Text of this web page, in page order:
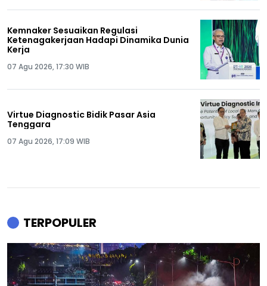
Kemnaker Sesuaikan Regulasi
Ketenagakerjaan Hadapi Dinamika Dunia
Kerja
07 Agu 2026, 17:30 WIB
Virtue Diagnostic Bidik Pasar Asia
Tenggara
07 Agu 2026, 17:09 WIB
TERPOPULER